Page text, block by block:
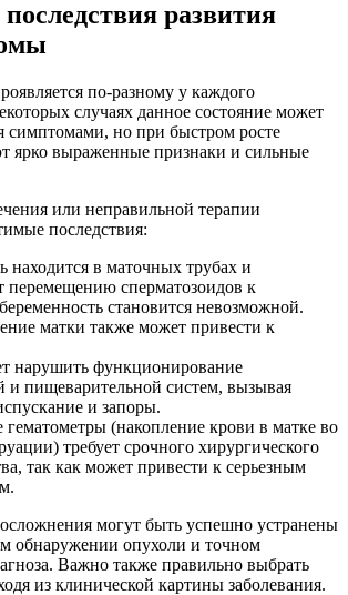
развития
по-разному у каждого
случаях данное состояние может
симптомами, но при быстром росте
ярко выраженные признаки и сильные
или неправильной терапии
последствия:
находится в маточных трубах и
перемещению сперматозоидов к
становится невозможной.
матки также может привести к
нарушить функционирование
и пищеварительной систем, вызывая
и запоры.
гематометры (накопление крови в матке во
требует срочного хирургического
так как может привести к серьезным
могут быть успешно устранены
обнаружении опухоли и точном
Важно также правильно выбрать
из клинической картины заболевания.